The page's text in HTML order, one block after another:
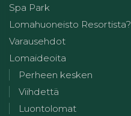
Spa Park
Lomahuoneisto Resortista?
Varausehdot
Lomaideoita
Perheen kesken
Viihdettä
Luontolomat